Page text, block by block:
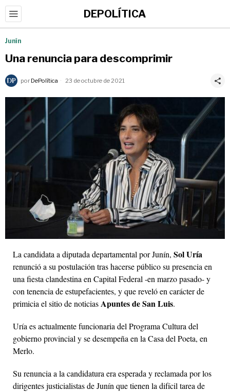
DEPOLÍTICA
Junín
Una renuncia para descomprimir
por DePolítica 23 de octubre de 2021
La candidata a diputada departamental por Junín, Sol Uría
renunció a su postulación tras hacerse público su presencia en
una fiesta clandestina en Capital Federal -en marzo pasado- y
con tenencia de estupefacientes, y que reveló en carácter de
primicia el sitio de noticiasApuntes de San Luis.
Uría es actualmente funcionaria del Programa Cultura del
gobierno provincial y se desempeña en la Casa del Poeta, en
Merlo.
Su renuncia a la candidatura era esperada y reclamada por los
dirigentes justicialistas de Junín que tienen la difícil tarea de